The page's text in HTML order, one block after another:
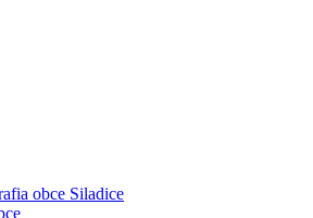
obce Siladice